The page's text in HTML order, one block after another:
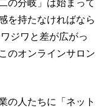
の分岐」は始まって
を持たなければなら
ジワと差が広がっ
のオンラインサロン
の人たちに「ネット